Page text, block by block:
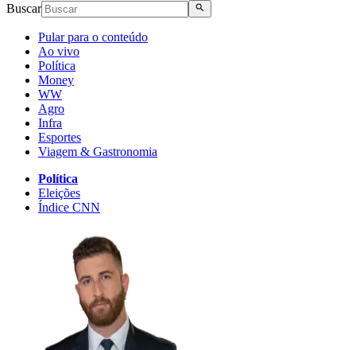
Buscar
Pular para o conteúdo
Ao vivo
Política
Money
WW
Agro
Infra
Esportes
Viagem & Gastronomia
Política
Eleições
Índice CNN